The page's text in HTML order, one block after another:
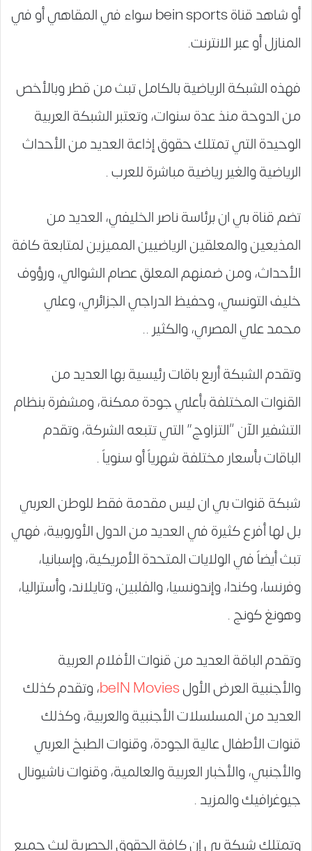
أو شاهد قناة bein sports سواء في المقاهي أو في
المنازل أو عبر الانترنت.
فهذه الشبكة الرياضية بالكامل تبث من قطر وبالأخص
من الدوحة منذ عدة سنوات، وتعتبر الشبكة العربية
الوحيدة التي تمتلك حقوق إذاعة العديد من الأحداث
الرياضية والغير رياضية مباشرة للعرب .
تضم قناة بي ان برئاسة ناصر الخليفي، العديد من
المذيعين والمعلقين الرياضيين المميزين لمتابعة كافة
الأحداث، ومن ضمنهم المعلق عصام الشوالي، ورؤوف
خليف التونسي، وحفيظ الدراجي الجزائري، وعلي
محمد علي المصري، والكثير ..
وتقدم الشبكة أربع باقات رئيسية بها العديد من
القنوات المختلفة بأعلي جودة ممكنة، ومشفرة بنظام
التشفير الآن “التزاوج” التي تتبعه الشركة، وتقدم
الباقات بأسعار مختلفة شهرياً أو سنوياً .
شبكة قنوات بي ان ليس مقدمة فقط للوطن العربي
بل لها أفرع كثيرة في العديد من الدول الأوروبية، فهي
تبث أيضاً في الولايات المتحدة الأمريكية، وإسبانيا،
وفرنسا، وكندا، وإندونسيا، والفلبين، وتايلاند، وأستراليا،
وهونغ كونج .
وتقدم الباقة العديد من قنوات الأفلام العربية
والأجنبية العرض الأولbeIN Movies، وتقدم كذلك
العديد من المسلسلات الأجنبية والعربية، وكذلك
قنوات الأطفال عالية الجودة، وقنوات الطبخ العربي
والأجنبي، والأخبار العربية والعالمية، وقنوات ناشيونال
جيوغرافيك والمزيد .
وتمتلك شبكة بي إن كافة الحقوق الحصرية لبث جميع